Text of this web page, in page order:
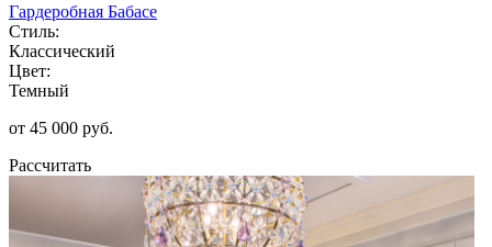
Гардеробная Бабасе
Стиль:
Классический
Цвет:
Темный
от 45 000 руб.
Рассчитать